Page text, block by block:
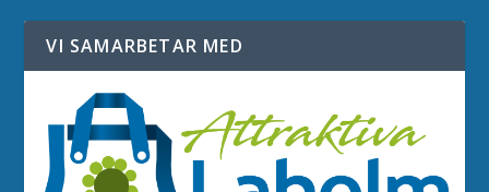
VI SAMARBETAR MED